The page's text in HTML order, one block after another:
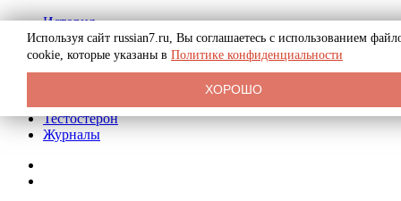
История
Биография
Криминал
Реклама на сайте
Тестостерон
Журналы
Используя сайт russian7.ru, Вы соглашаетесь с использованием
cookie, которые указаны в Политике конфиденциальности
ХОРОШО